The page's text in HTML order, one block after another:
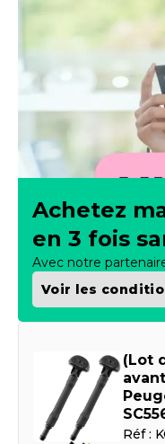
Achetez
en 3 fois
Avec notre
Voir les
(Lot
Réf :